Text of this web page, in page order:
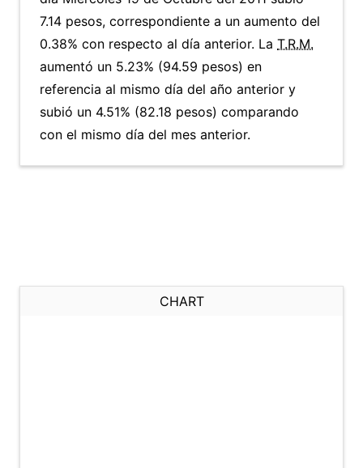
7.14 pesos, correspondiente a un aumento del
0.38% con respecto al día anterior. La T.R.M.
aumentó un 5.23% (94.59 pesos) en
referencia al mismo día del año anterior y
subió un 4.51% (82.18 pesos) comparando
con el mismo día del mes anterior.
CHART